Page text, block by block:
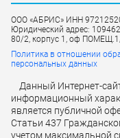
ООО «АБРИС» ИНН
Юридический адрес:
80/2, корпус 1, оф
Политика в отношении
персональных данных
Данный Интернет-
информационный
является публичной
Статьи 437
учетом максимальной